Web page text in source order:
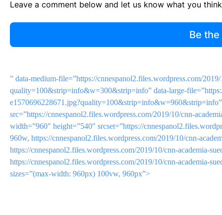
Leave a comment below and let us know what you
Be
” data-medium-file=”https://cnnespanol2.files.wordpress.com/
quality=100&strip=info&w=300&strip=info” data-large-
src=”https://cnnespanol2.files.wordpress.com/2019/10/cnn-
width=”960″ height=”540″ srcset=”https://
960w, https://cnnespanol2.files.wordpress.com/2019/10/cnn-
https://cnnespanol2.files.wordpress.com/2019/10/cnn-academia-
https://cnnespanol2.files.wordpress.com/2019/10/cnn-academia-
sizes=”(max-width: 960px) 100vw, 960px”>